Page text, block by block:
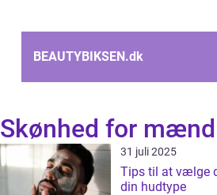
BEAUTYBIKSEN.dk
Skønhed for mænd
31 juli 2025
Tips til at vælge
din hudtype